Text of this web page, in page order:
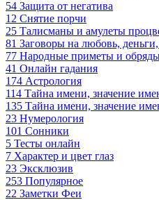
54 Защита от негатива
12 Снятие порчи
25 Талисманы и амулеты
81 Заговоры на любовь, деньги,
77 Народные приметы и
41 Онлайн гадания
174 Астрология
114 Тайна имени, значение
135 Тайна имени, значение
23 Нумерология
101 Сонники
5 Тесты онлайн
7 Характер и цвет глаз
23 Эксклюзив
253 Популярное
22 Заметки Феи